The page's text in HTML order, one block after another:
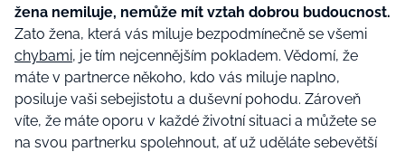
žena nemiluje, nemůže mít vztah dobrou budoucnost.
Zato žena, která vás miluje bezpodmínečně se všemi
chybami, je tím nejcennějším pokladem. Vědomí, že
máte v partnerce někoho, kdo vás miluje naplno,
posiluje vaši sebejistotu a duševní pohodu. Zároveň
víte, že máte oporu v každé životní situaci a můžete se
na svou partnerku spolehnout, ať už uděláte sebevětší